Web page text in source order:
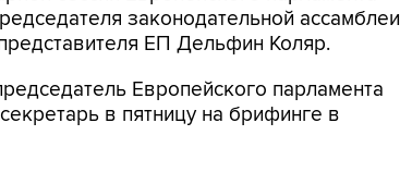
законодательной ассамблеи
ЕП Дельфин Коляр.
Европейского парламента
в пятницу на брифинге в